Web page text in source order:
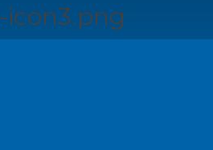
icon3.png